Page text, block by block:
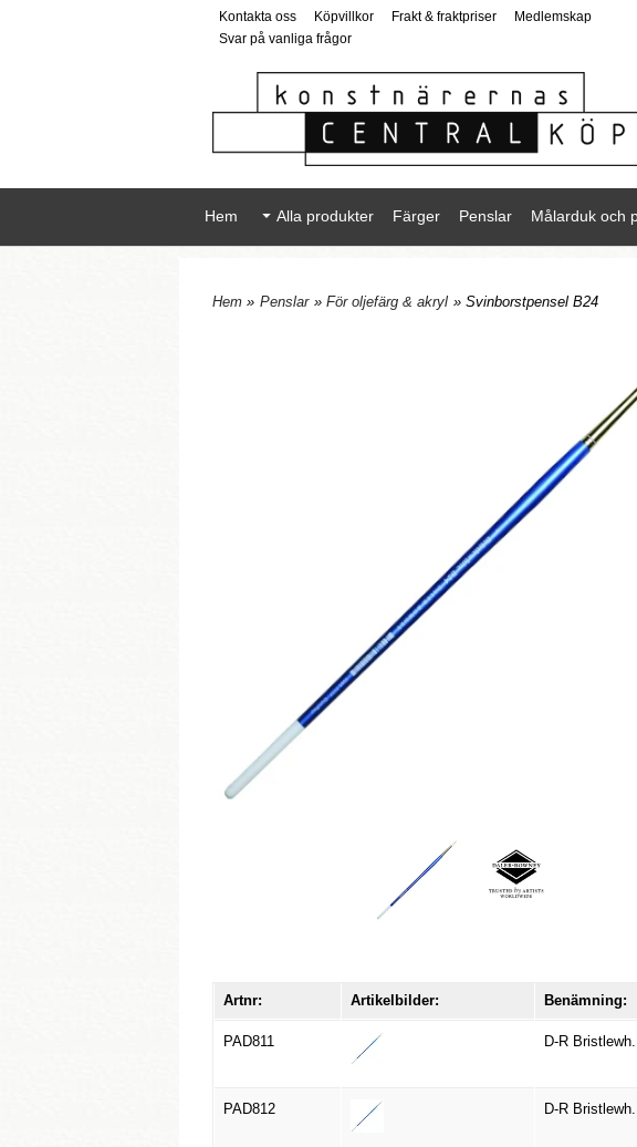
Kontakta oss Köpvillkor Frakt & fraktpriser
Medlemskap
Svar på vanliga frågor
Hem Alla produkter Färger Penslar Målarduk och
Hem » Penslar » För oljefärg & akryl » Svinborstpensel B24
Artnr: Artikelbilder: Benämning:
PAD811 D-R
PAD812 D-R